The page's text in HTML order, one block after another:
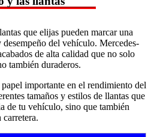
que elijas pueden marcar una
del vehículo. Mercedes-
de alta calidad que no solo
también duraderos.
importante en el rendimiento del
tamaños y estilos de llantas que
de tu vehículo, sino que también